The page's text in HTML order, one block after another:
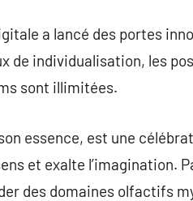
a lancé des portes
de individualisation, les
sont illimitées.
essence, est une
et exalte l’imagination.
des domaines olfactifs